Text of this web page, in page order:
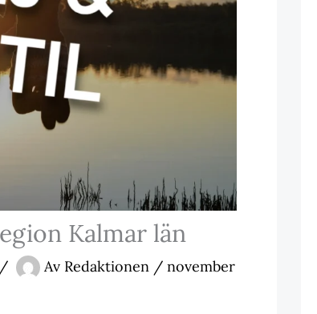
Kalmar län
Av Redaktionen / november